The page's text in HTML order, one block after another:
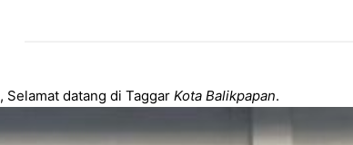
, Selamat datang di Taggar Kota Balikpapan.